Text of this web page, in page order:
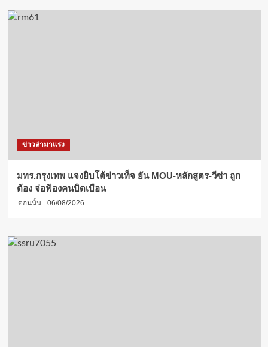
ข่าวล่ามาแรง
มทร.กรุงเทพ แจงยิบโต้ข่าวเท็จ ยัน MOU-หลักสูตร-วีซ่า ถูก
ต้อง จ่อฟ้องคนบิดเบือน
ตอนนั้น 06/08/2026